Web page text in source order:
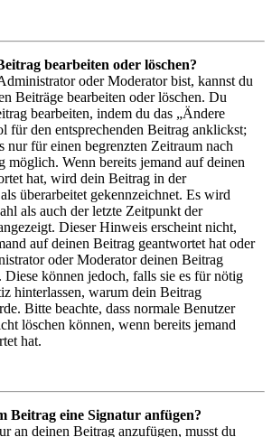
bearbeiten oder löschen?
oder Moderator bist, kannst du
Beiträge bearbeiten oder löschen. Du
bearbeiten, indem du das „Ändere
für den entsprechenden Beitrag anklickst;
nur für einen begrenzten Zeitraum nach
möglich. Wenn bereits jemand auf deinen
hat, wird dein Beitrag in der
überarbeitet gekennzeichnet. Es wird
als auch der letzte Zeitpunkt der
Dieser Hinweis erscheint nicht,
auf deinen Beitrag geantwortet hat oder
oder Moderator deinen Beitrag
Diese können jedoch, falls sie es für nötig
hinterlassen, warum dein Beitrag
Bitte beachte, dass normale Benutzer
löschen können, wenn bereits jemand
hat.
Beitrag eine Signatur anfügen?
an deinen Beitrag anzufügen, musst du